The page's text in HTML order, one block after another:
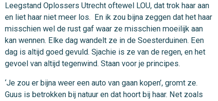
Leegstand Oplossers Utrecht oftewel LOU, dat trok haar aan
en liet haar niet meer los. En ik zou bijna zeggen dat het haar
misschien wel de rust gaf waar ze misschien moeilijk aan
kan wennen. Elke dag wandelt ze in de Soesterduinen. Een
dag is altijd goed gevuld. Sjachie is ze van de regen, en het
gevoel van altijd tegenwind. Staan voor je principes.
‘Je zou er bijna weer een auto van gaan kopen’, gromt ze.
Guus is betrokken bij natuur en dat hoort bij haar. Net zoals